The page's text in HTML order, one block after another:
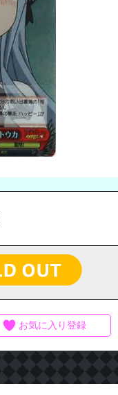
お気に入り登録